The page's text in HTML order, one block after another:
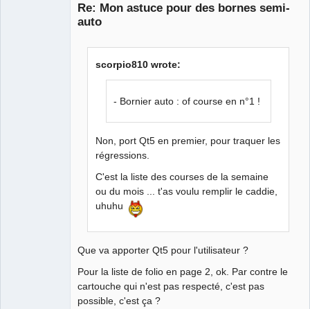
Re: Mon astuce pour des bornes semi-
auto
scorpio810 wrote:
- Bornier auto : of course en n°1 !
Non, port Qt5 en premier, pour traquer les
régressions.
C'est la liste des courses de la semaine
ou du mois ... t'as voulu remplir le caddie,
uhuhu
Que va apporter Qt5 pour l'utilisateur ?
Pour la liste de folio en page 2, ok. Par contre le
cartouche qui n'est pas respecté, c'est pas
possible, c'est ça ?